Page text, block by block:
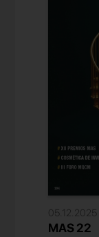
05.12.2025
MAS 22